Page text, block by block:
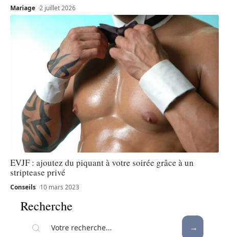
Mariage 2 juillet 2026
EVJF : ajoutez du piquant à votre soirée grâce à un
striptease privé
Conseils 10 mars 2023
Recherche